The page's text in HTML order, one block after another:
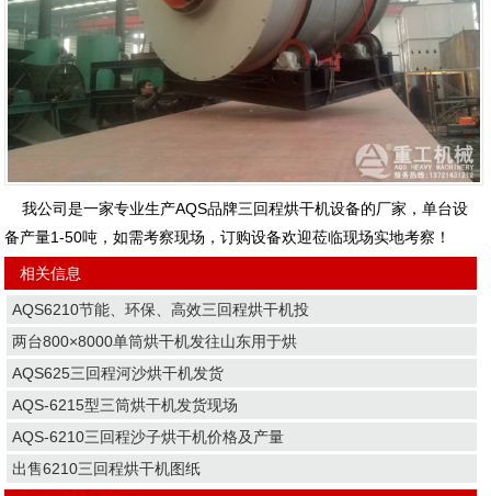
我公司是一家专业生产AQS品牌三回程烘干机设备的厂家，单台设
备产量1-50吨，如需考察现场，订购设备欢迎莅临现场实地考察！
相关信息
AQS6210节能、环保、高效三回程烘干机投
两台800×8000单筒烘干机发往山东用于烘
AQS625三回程河沙烘干机发货
AQS-6215型三筒烘干机发货现场
AQS-6210三回程沙子烘干机价格及产量
出售6210三回程烘干机图纸